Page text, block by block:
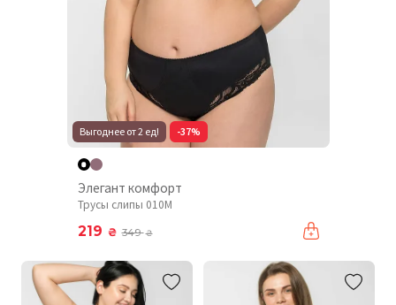
Выгоднее от 2 ед! -37%
Элегант комфорт
Трусы слипы 010М
219 ₴ 349₴